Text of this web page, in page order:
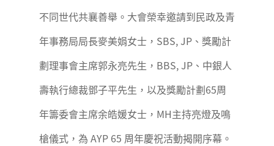
不同世代共襄善舉。大會榮幸邀請到民政及青
年事務局局長麥美娟女士，SBS, JP、獎勵計
劃理事會主席郭永亮先生，BBS, JP、中銀人
壽執行總裁鄧子平先生，以及獎勵計劃65周
年籌委會主席余皓媛女士，MH主持亮燈及鳴
槍儀式，為 AYP 65 周年慶祝活動揭開序幕。